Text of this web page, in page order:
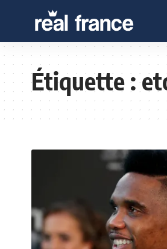
Étiquette :